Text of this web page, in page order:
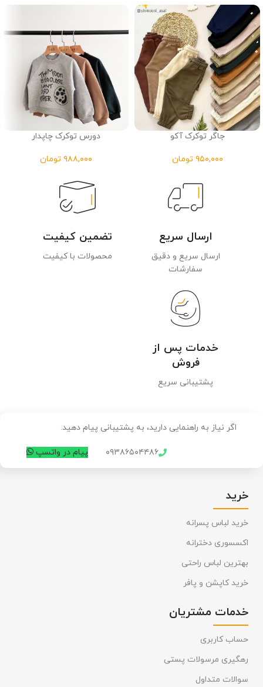
جاگر توکرک آکو
تومان
دورس توکرک چاپدار
تومان
ارسال سریع
ارسال سریع و دقیق
سفارشات
تضمین کیفیت
محصولات با کیفیت
خدمات پس از
فروش
پشتیبانی سریع
اگر نیاز به راهنمایی دارید، به پشتیبانی پیام دهید.
۰۹۳۸۶۵۰۴۴۸۶ پیام در واتسپ
خرید
خرید لباس پسرانه
اکسسوری دخترانه
بهترین لباس راحتی
خرید کاپشن و پافر
خدمات مشتریان
حساب کاربری
رهگیری مرسولات پستی
سوالات متداول